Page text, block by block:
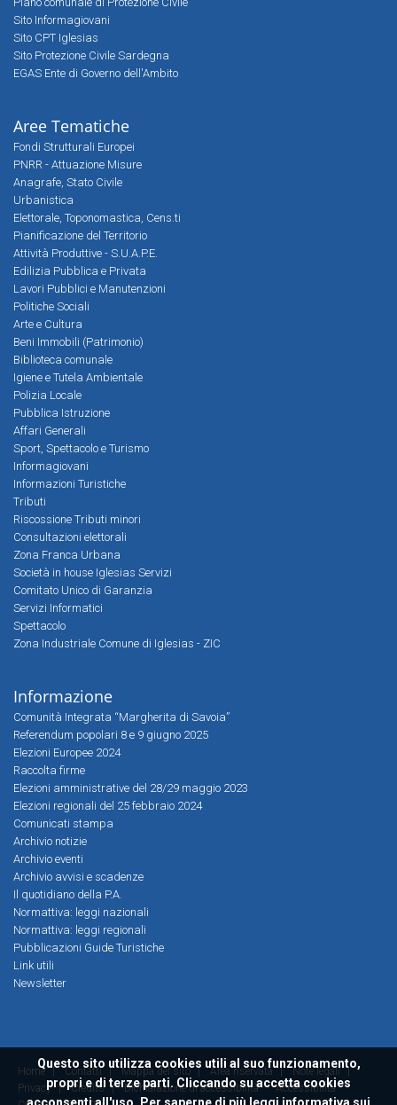
Questo sito utilizza cookies utili al suo funzionamento,
propri e di terze parti. Cliccando su accetta cookies
acconsenti all'uso. Per saperne di più leggi informativa sui
Sito Informagiovani
Sito CPT Iglesias
Sito Protezione Civile Sardegna
EGAS Ente di Governo dell'Ambito
Aree Tematiche
Fondi Strutturali Europei
PNRR - Attuazione Misure
Anagrafe, Stato Civile
Urbanistica
Elettorale, Toponomastica, Cens.ti
Pianificazione del Territorio
Attività Produttive - S.U.A.P.E.
Edilizia Pubblica e Privata
Lavori Pubblici e Manutenzioni
Politiche Sociali
Arte e Cultura
Beni Immobili (Patrimonio)
Biblioteca comunale
Igiene e Tutela Ambientale
Polizia Locale
Pubblica Istruzione
Affari Generali
Sport, Spettacolo e Turismo
Informagiovani
Informazioni Turistiche
Tributi
Riscossione Tributi minori
Consultazioni elettorali
Zona Franca Urbana
Società in house Iglesias Servizi
Comitato Unico di Garanzia
Servizi Informatici
Spettacolo
Zona Industriale Comune di Iglesias - ZIC
Informazione
Comunità Integrata “Margherita di Savoia”
Referendum popolari 8 e 9 giugno 2025
Elezioni Europee 2024
Raccolta firme
Elezioni amministrative del 28/29 maggio 2023
Elezioni regionali del 25 febbraio 2024
Comunicati stampa
Archivio notizie
Archivio eventi
Archivio avvisi e scadenze
Il quotidiano della P.A.
Normattiva: leggi nazionali
Normattiva: leggi regionali
Pubblicazioni Guide Turistiche
Link utili
Newsletter
Home | Contatti | Mappa del sito | Area riservata | Note legali |
Privacy
| Credits | Dichiarazione di accessibilità
Accessibilità